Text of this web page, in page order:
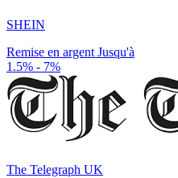
SHEIN
Remise en argent Jusqu'à
1.5% - 7%
The Telegraph UK